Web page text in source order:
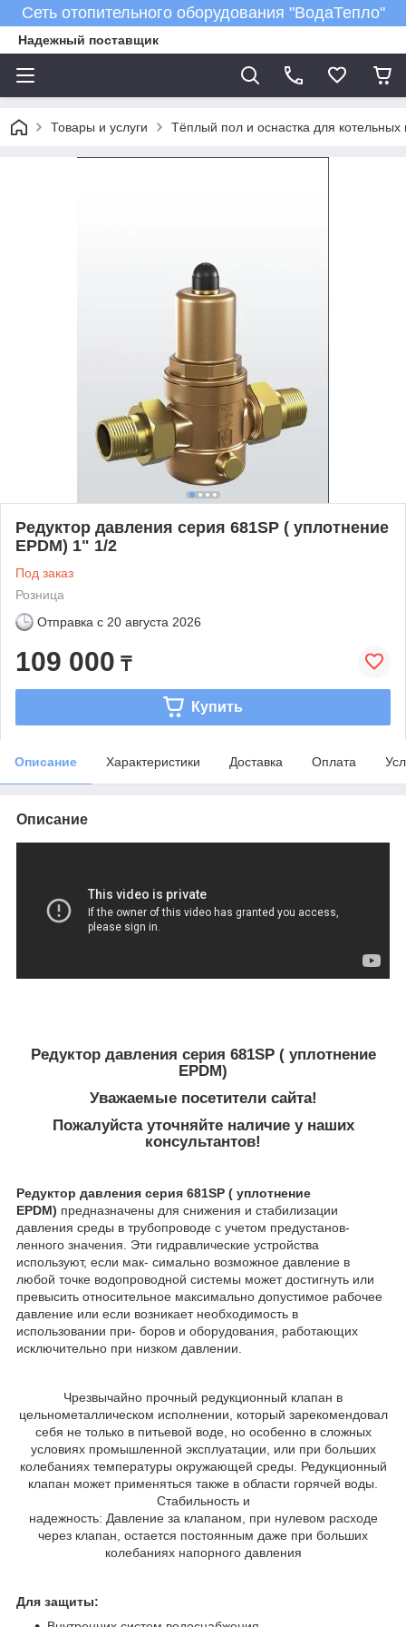
Сеть отопительного оборудования "ВодаТепло"
Надежный поставщик
Товары и услуги Тёплый пол и оснастка для котельных
Редуктор давления серия 681SP ( уплотнение
EPDM) 1" 1/2
Под заказ
Розница
Отправка с 20 августа 2026
109 000 ₸
Купить
Описание Характеристики Доставка Оплата
Описание
Редуктор давления серия 681SP ( уплотнение
EPDM)
Уважаемые посетители сайта!
Пожалуйста уточняйте наличие у наших
консультантов!
Редуктор давления серия 681SP ( уплотнение
EPDM) предназначены для снижения и стабилизации
давления среды в трубопроводе с учетом предустанов-
ленного значения. Эти гидравлические устройства
используют, если мак- симально возможное давление в
любой точке водопроводной системы может достигнуть или
превысить относительное максимально допустимое рабочее
давление или если возникает необходимость в
использовании при- боров и оборудования, работающих
исключительно при низком давлении.
Чрезвычайно прочный редукционный клапан в
цельнометаллическом исполнении, который зарекомендовал
себя не только в питьевой воде, но особенно в сложных
условиях промышленной эксплуатации, или при больших
колебаниях температуры окружающей среды. Редукционный
клапан может применяться также в области горячей воды.
Стабильность и
надежность: Давление за клапаном, при нулевом расходе
через клапан, остается постоянным даже при больших
колебаниях напорного давления
Для защиты: